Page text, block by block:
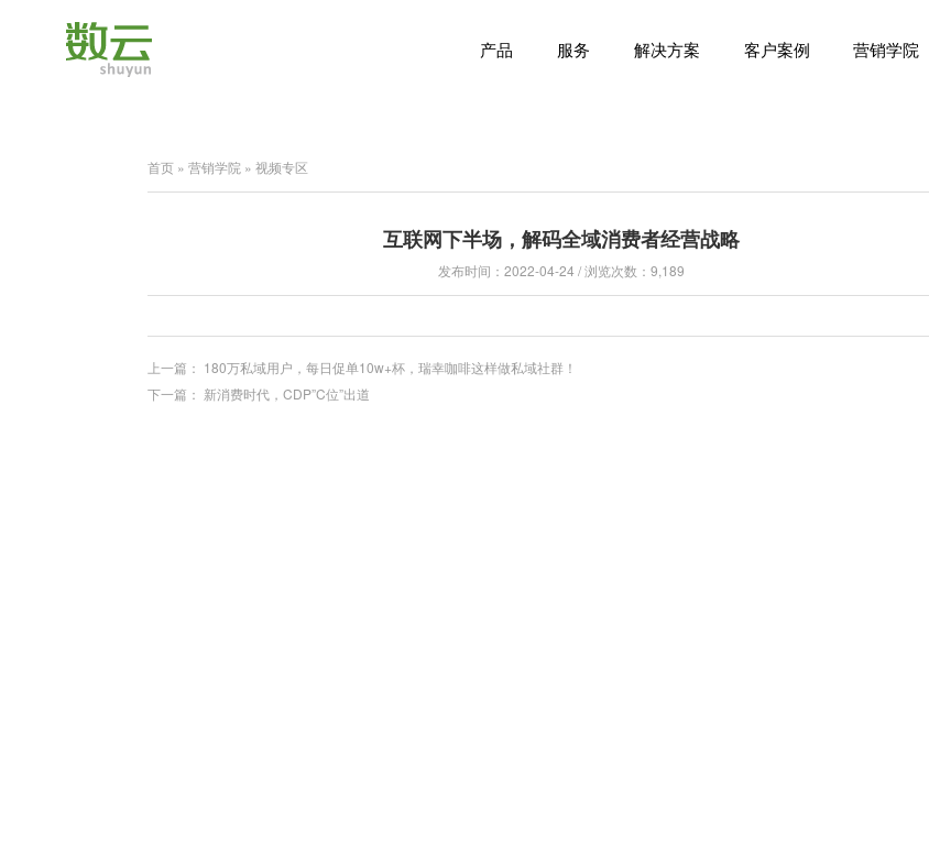
产品 服务 解决方案 客户案例 营销学院
首页 »营销学院 »视频专区
互联网下半场，解码全域消费者经营战略
发布时间：2022-04-24 / 浏览次数：9,189
上一篇： 180万私域用户，每日促单10w+杯，瑞幸咖啡这样做私域社群！
下一篇： 新消费时代，CDP”C位”出道